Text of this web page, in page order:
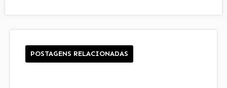
POSTAGENS RELACIONADAS